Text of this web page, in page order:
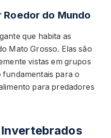
Roedor do Mundo
que habita as
Mato Grosso. Elas são
vistas em grupos
fundamentais para o
para predadores